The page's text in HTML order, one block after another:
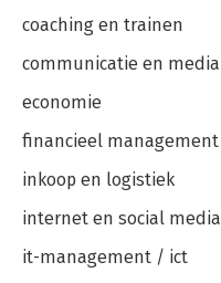
coaching en trainen
communicatie en media
economie
financieel management
inkoop en logistiek
internet en social media
it-management / ict